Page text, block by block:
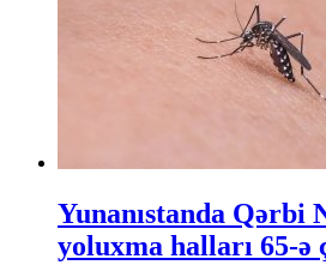
Yunanıstanda Qərbi
yoluxma halları 65-ə